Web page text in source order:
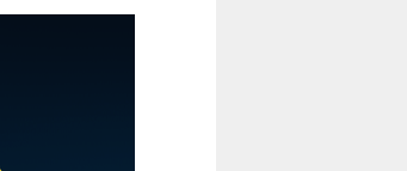
Stop